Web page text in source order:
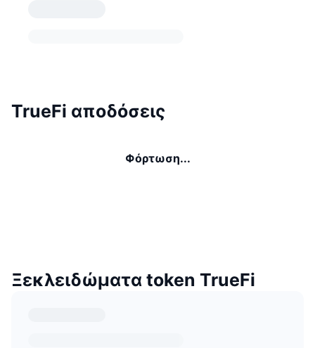
TrueFi αποδόσεις
Φόρτωση...
Ξεκλειδώματα token TrueFi